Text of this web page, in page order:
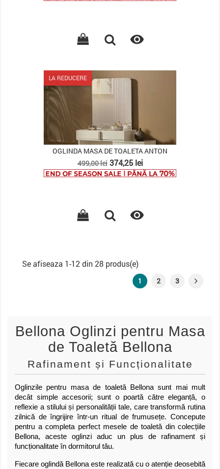

LA REDUCERE
OGLINDA MASA DE TOALETA ANTON
Pret
de
499,00 lei Pret
374,25 lei

Se afiseaza 1-12 din 28 produs(e)
1 2 3
Bellona Oglinzi pentru Masa
de Toaletă Bellona
Rafinament și Funcționalitate
Oglinzile pentru masa de toaletă Bellona sunt mai mult
decât simple accesorii; sunt o poartă către eleganță, o
reflexie a stilului și personalității tale, care transformă rutina
zilnică de îngrijire într-un ritual de frumusețe. Concepute
pentru a completa perfect mesele de toaletă din colecțiile
Bellona, aceste oglinzi aduc un plus de rafinament și
funcționalitate în dormitorul tău.
Fiecare oglindă Bellona este realizată cu o atenție deosebită